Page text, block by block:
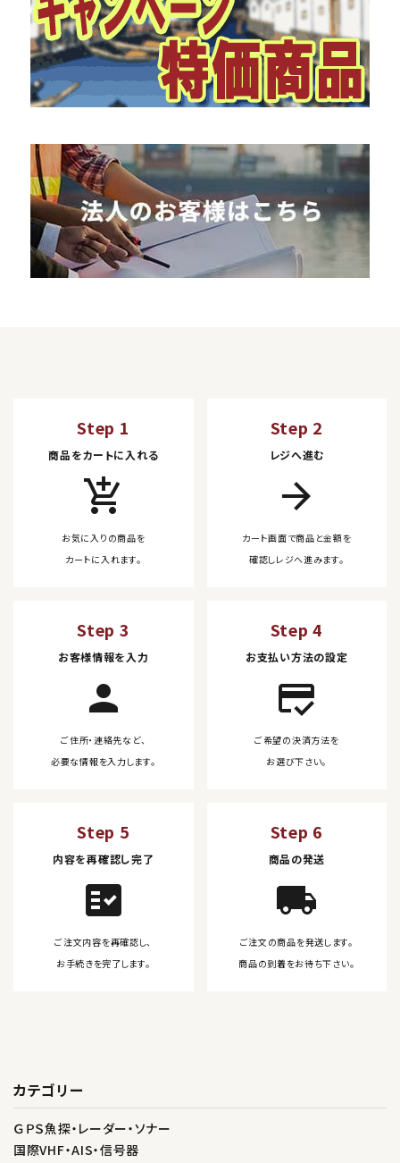
Step 1
商品をカートに入れる
add_shopping_cart
お気に入りの商品を
カートに入れます。
Step 2
レジへ進む
arrow_forward
カート画面で商品と金額を
確認しレジへ進みます。
Step 3
お客様情報を入力
person
ご住所・連絡先など、
必要な情報を入力します。
Step 4
お支払い方法の設定
credit_score
ご希望の決済方法を
お選び下さい。
Step 5
内容を再確認し完了
fact_check
ご注文内容を再確認し、
お手続きを完了します。
Step 6
商品の発送
local_shipping
ご注文の商品を発送します。
商品の到着をお待ち下さい。
カテゴリー
ＧＰＳ魚探・レーダー・ソナー
国際VHF・AIS・信号器